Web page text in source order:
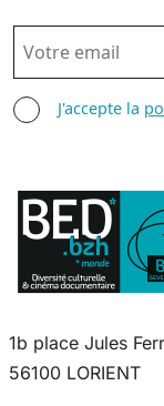
EMAIL
AGREE TERMS
J'accepte la
1b place Jules
56100 LORIENT